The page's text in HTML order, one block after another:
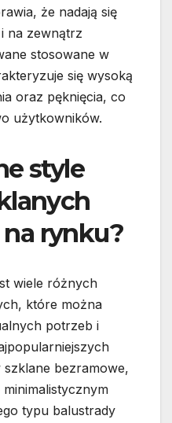
że nadają się
na zewnątrz
stosowane w
się wysoką
oraz pęknięcia, co
użytkowników.
style
rynku?
wiele różnych
które można
potrzeb i
bezramowe,
typu balustrady